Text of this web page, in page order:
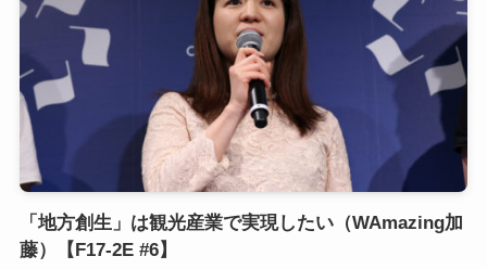
「地方創生」は観光産業で実現したい（WAmazing加
藤）【F17-2E #6】